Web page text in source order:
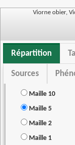
Viorne obier,
Répartition
Sources
Maille 10
Maille 5
Maille 2
Maille 1